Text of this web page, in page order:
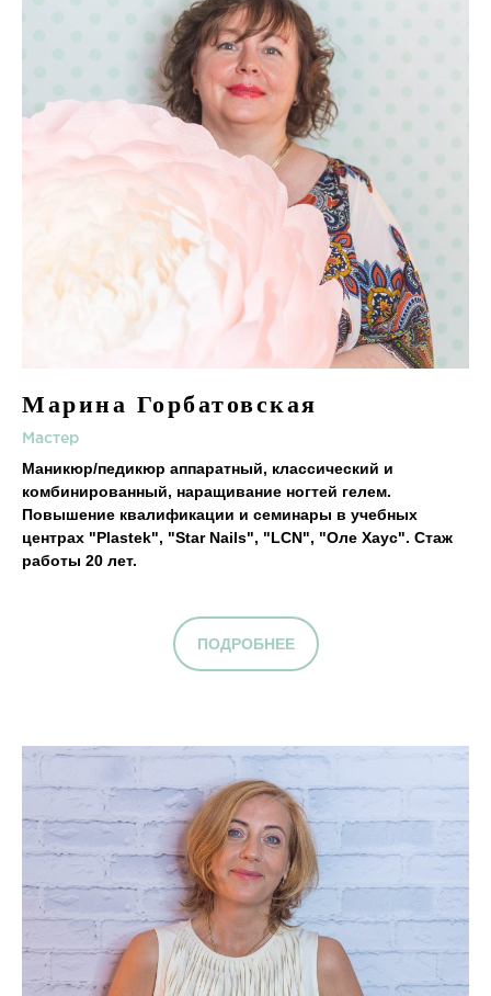
Марина Горбатовская
Мастер
Маникюр/педикюр аппаратный, классический и
комбинированный, наращивание ногтей гелем.
Повышение квалификации и семинары в учебных
центрах "Plastek", "Star Nails", "LCN", "Оле Хаус". Стаж
работы 20 лет.
ПОДРОБНЕЕ